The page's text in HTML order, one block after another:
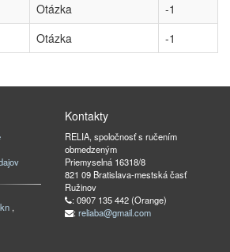
Otázka
-1
Otázka -1
,
Kontakty
RELIA, spoločnosť s ručením
obmedzeným
Priemyselná 16318/8
821 09 Bratislava-mestská časť
Ružinov
: 0907 135 442 (Orange)
: reliaba@gmail.com